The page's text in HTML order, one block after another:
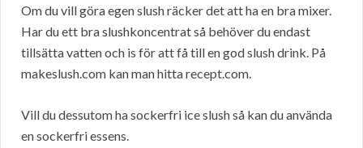
Om du vill göra egen slush räcker det att ha en bra mixer.
Har du ett bra slushkoncentrat så behöver du endast
tillsätta vatten och is för att få till en god slush drink. På
makeslush.com kan man hitta recept.com.
Vill du dessutom ha sockerfri ice slush så kan du använda
en sockerfri essens.